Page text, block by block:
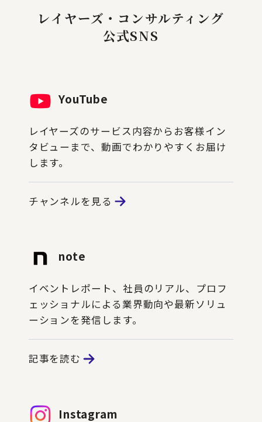
レイヤーズ・コンサルティング
公式SNS
YouTube
レイヤーズのサービス内容からお客様イン
タビューまで、動画でわかりやすくお届け
します。
チャンネルを見る
note
イベントレポート、社員のリアル、プロフ
ェッショナルによる業界動向や最新ソリュ
ーションを発信します。
記事を読む
Instagram